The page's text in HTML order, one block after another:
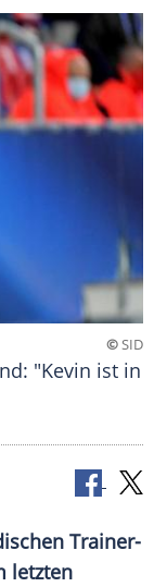
©SID
"Kevin ist in
Trainer-
letzten